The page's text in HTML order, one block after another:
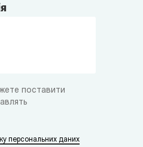
поставити
персональних даних